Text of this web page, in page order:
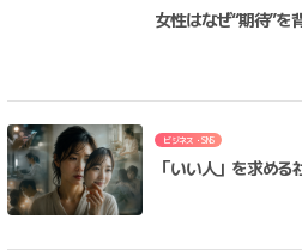
女性はなぜ“期待”を
ビジネス・SNS
「いい人」を求める